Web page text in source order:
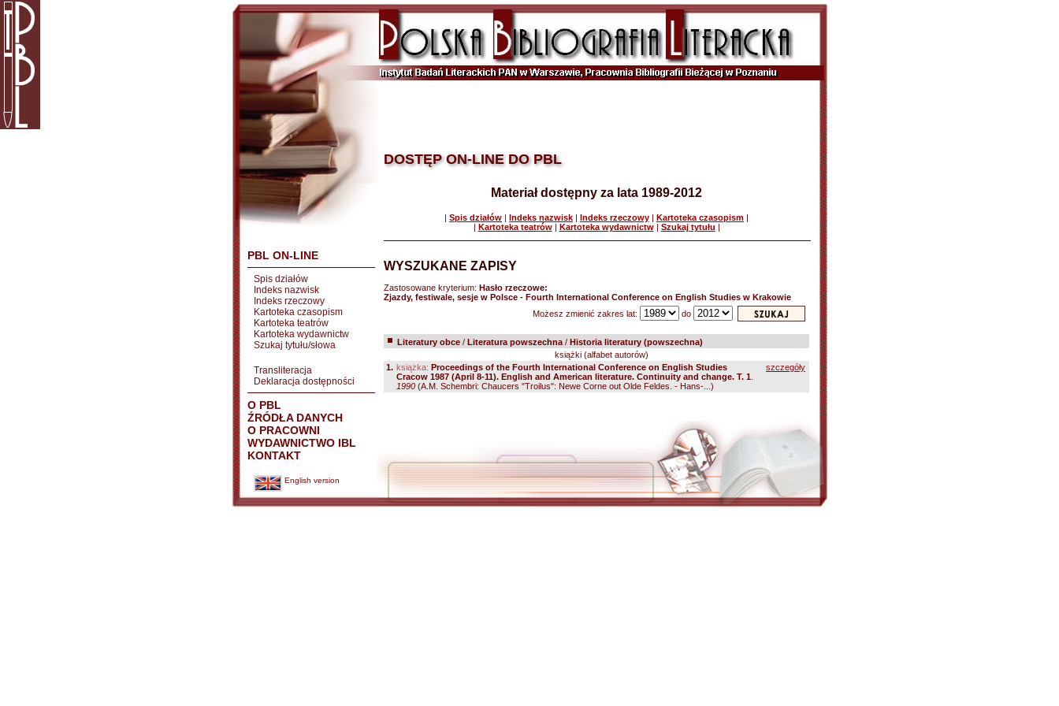
PBL ON-LINE
Spis działów
Indeks nazwisk
Indeks rzeczowy
Kartoteka czasopism
Kartoteka teatrów
Kartoteka wydawnictw
Szukaj tytułu/słowa
Transliteracja
Deklaracja dostępności
O PBL
ŹRÓDŁA DANYCH
O PRACOWNI
WYDAWNICTWO IBL
KONTAKT
English version
DOSTĘP ON-LINE DO PBL
Materiał dostępny za lata 1989-2012
| Spis działów | Indeks nazwisk | Indeks rzeczowy | Kartoteka czasopism |
| Kartoteka teatrów| Kartoteka wydawnictw| Szukaj tytułu |
WYSZUKANE ZAPISY
Zastosowane kryterium: Hasło rzeczowe:
Zjazdy, festiwale, sesje w Polsce - Fourth International Conference on English Studies w Krakowie
Możesz zmienić zakres lat:
do
Literatury obce / Literatura powszechna / Historia literatury (powszechna)
książki (alfabet autorów)
1. książka: Proceedings of the Fourth International Conference on English Studies
Cracow 1987 (April 8-11). English and American literature. Continuity and change. T. 1
1990 (A.M. Schembri: Chaucers "Troilus": Newe Corne out Olde Feldes. - Hans-...)
szczegóły